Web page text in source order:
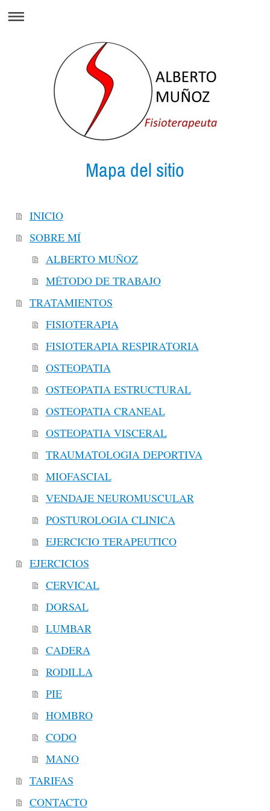
Mapa del sitio
INICIO
SOBRE MÍ
ALBERTO MUÑOZ
MÉTODO DE TRABAJO
TRATAMIENTOS
FISIOTERAPIA
FISIOTERAPIA RESPIRATORIA
OSTEOPATIA
OSTEOPATIA ESTRUCTURAL
OSTEOPATIA CRANEAL
OSTEOPATIA VISCERAL
TRAUMATOLOGIA DEPORTIVA
MIOFASCIAL
VENDAJE NEUROMUSCULAR
POSTUROLOGIA CLINICA
EJERCICIO TERAPEUTICO
EJERCICIOS
CERVICAL
DORSAL
LUMBAR
CADERA
RODILLA
PIE
HOMBRO
CODO
MANO
TARIFAS
CONTACTO